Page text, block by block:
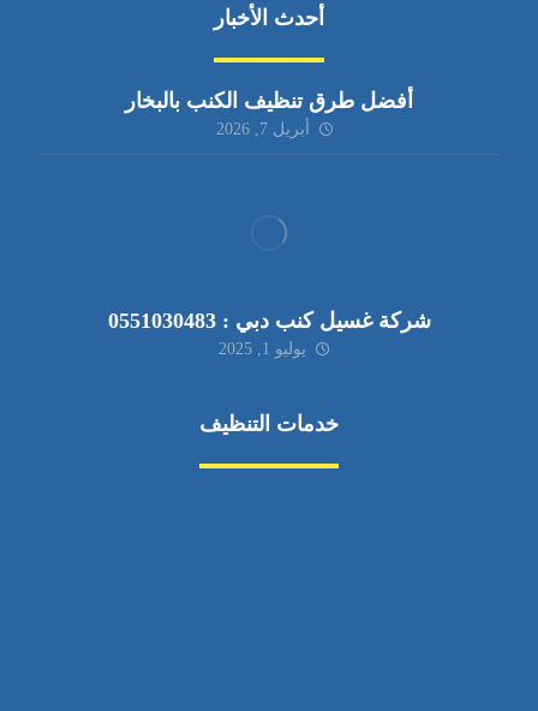
أحدث الأخبار
أفضل طرق تنظيف الكنب بالبخار
أبريل 7, 2026
شركة غسيل كنب دبي : 0551030483
يوليو 1, 2025
خدمات التنظيف